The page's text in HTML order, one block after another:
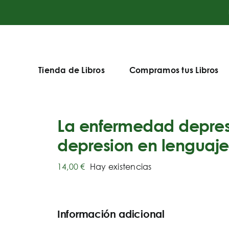
Tienda de Libros Compramos tus Libros
La enfermedad
depresion en
14,00€ Hay existencias
Información adicional